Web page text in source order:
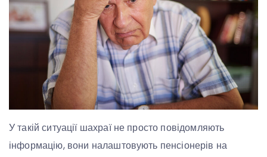
У такій ситуації шахраї не просто повідомляють
інформацію, вони налаштовують пенсіонерів на